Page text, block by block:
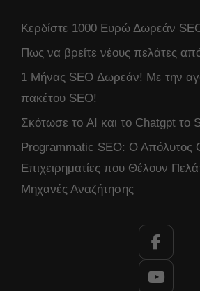
Κερδίστε 1000 Ευρώ Δωρεάν
Πως να βρείτε νέους πελάτες
1 Μήνας SEO Δωρεάν! Με την
πακέτου SEO!
Σκότωσε το AI και το Chatgpt το
Programmatic SEO: Ο Απόλυτος
Επιχειρηματίες που Θέλουν
Μηχανές Αναζήτησης